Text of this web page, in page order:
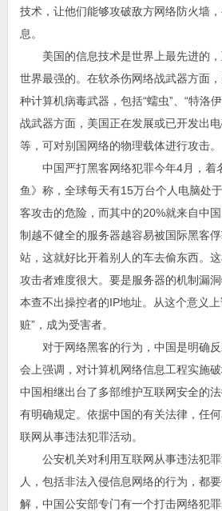
技术，让他们能够攻破敌方网络防火墙
息。
美国的信息技术是世界上最先进的，
世界最强的。在软杀伤网络战武器方面
种计算机病毒武器，包括“蠕虫”、“特洛
战武器方面，美国正在发展或已开发出
等，可对别国网络的物理载体进行攻击。
中国严打黑客网络犯罪今年4月，着
鱼》称，全球每天有15万台个人电脑处
客攻击的危险，而其中的20%就来自中
制越不健全的服务器越容易被国际黑客
站，这就好比开着别人的车去偷东西。
攻击者难度很大。要是服务器的机制漏
本查不出操控者的IP地址。从这个意义
赃”，成为受害者。
对于网络黑客的行为，中国是明确反
会上强调，对计算机网络信息工程实施
中国相继出台了多部维护互联网安全的
有明确规定。依据中国的有关法律，任
联网从事违法犯罪活动。
公安机关对利用互联网从事违法犯罪
人，包括非法入侵信息网络的行为，都
解，中国公安部专门有一个打击网络犯